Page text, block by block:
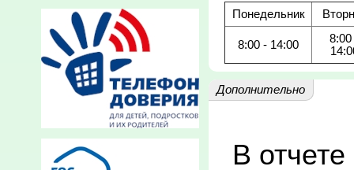
Понедельник
8:00 - 14:00
8:00
Дополнительно